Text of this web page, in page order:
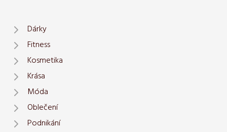
Dárky
Fitness
Kosmetika
Krása
Móda
Oblečení
Podnikání